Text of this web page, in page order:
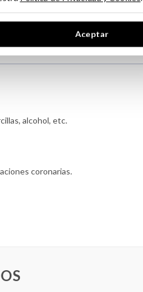
y experimenta
alcohol, etc.
coronarias.
Aceptar